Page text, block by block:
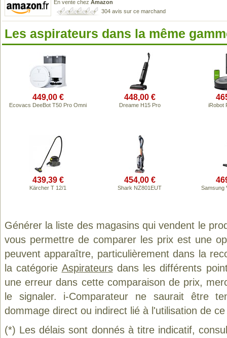
En vente chez Amazon
304 avis sur ce marchand
Les aspirateurs dans la même
449,00 €
Ecovacs DeeBot T50 Pro Omni
448,00 €
Dreame H15 Pro iRobot
439,39 €
Kärcher T 12/1
454,00 €
Shark NZ801EUT Samsung
Générer la liste des magasins qui vendent le
vous permettre de comparer les prix est une
peuvent apparaître, particulièrement dans la
la catégorie Aspirateursdans les différents
une erreur dans cette comparaison de prix,
le signaler. i-Comparateur ne saurait être
dommage direct ou indirect lié à l'utilisation de
(*) Les délais sont donnés à titre indicatif,